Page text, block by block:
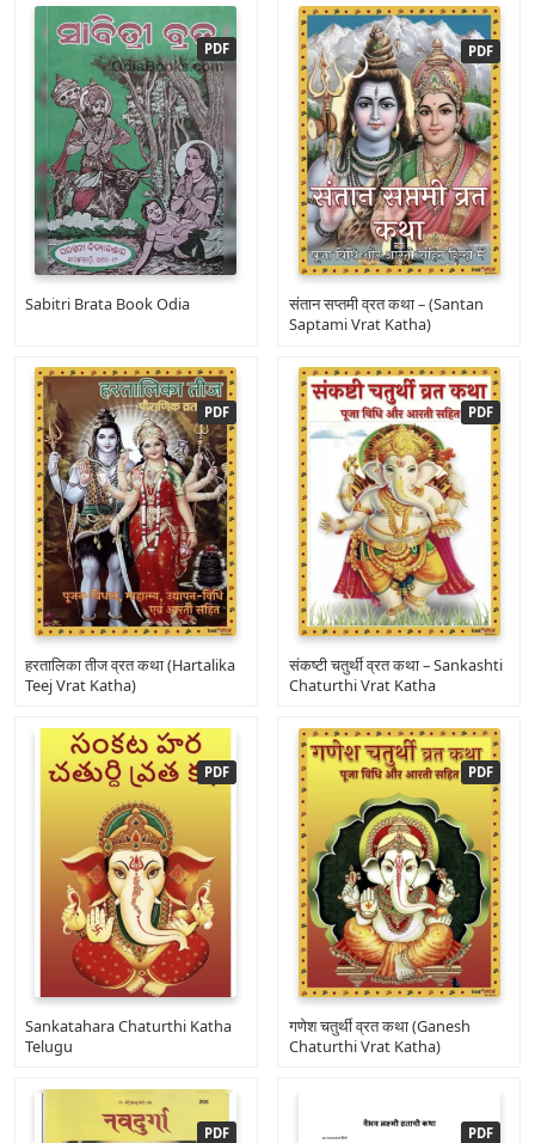
Sabitri Brata Book Odia
संतान सप्तमी व्रत कथा – (Santan
Saptami Vrat Katha)
हरतालिका तीज व्रत कथा (Hartalika
Teej Vrat Katha)
संकष्टी चतुर्थी व्रत कथा – Sankashti
Chaturthi Vrat Katha
Sankatahara Chaturthi Katha
Telugu
गणेश चतुर्थी व्रत कथा (Ganesh
Chaturthi Vrat Katha)